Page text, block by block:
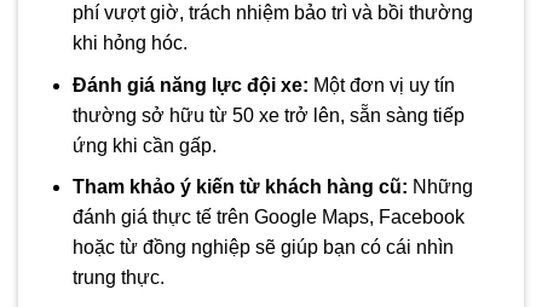
phí vượt giờ, trách nhiệm bảo trì và bồi thường
khi hỏng hóc.
Đánh giá năng lực đội xe: Một đơn vị uy tín
thường sở hữu từ 50 xe trở lên, sẵn sàng tiếp
ứng khi cần gấp.
Tham khảo ý kiến từ khách hàng cũ: Những
đánh giá thực tế trên Google Maps, Facebook
hoặc từ đồng nghiệp sẽ giúp bạn có cái nhìn
trung thực.